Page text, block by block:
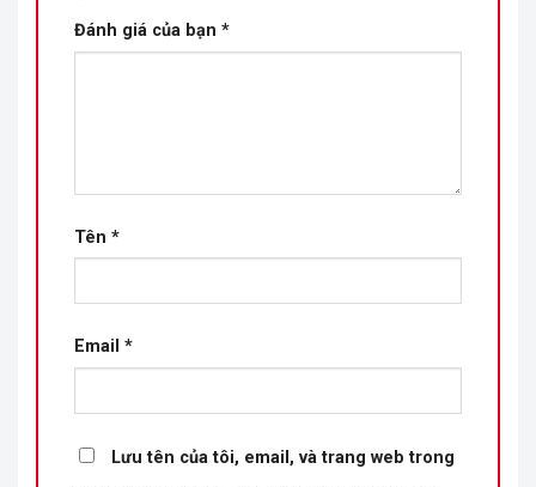
Đánh giá của bạn *
Tên *
Email *
Lưu tên của tôi, email, và trang web trong